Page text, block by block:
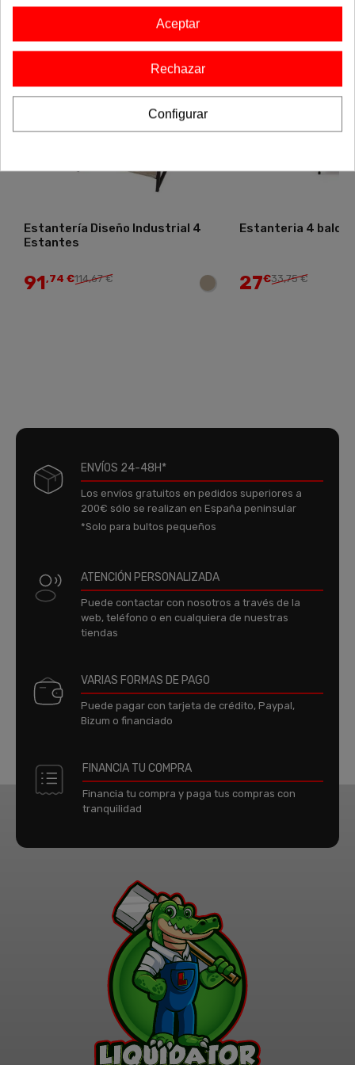
Estantería Diseño Industrial 4
Estantes
91,74 €114,67 €
Estanteria 4
27€33,75 €
ENVÍOS 24-48H*
Los envíos gratuitos en pedidos superiores a
200€ sólo se realizan en España peninsular
*Solo para bultos pequeños
ATENCIÓN PERSONALIZADA
Puede contactar con nosotros a través de la
web, teléfono o en cualquiera de nuestras
tiendas
VARIAS FORMAS DE PAGO
Puede pagar con tarjeta de crédito, Paypal,
Bizum o financiado
FINANCIA TU COMPRA
Financia tu compra y paga tus compras con
tranquilidad
Aceptar
Rechazar
Configurar